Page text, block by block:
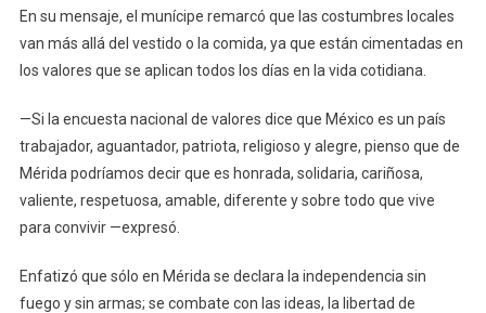
En su mensaje, el munícipe remarcó que las costumbres locales
van más allá del vestido o la comida, ya que están cimentadas en
los valores que se aplican todos los días en la vida cotidiana.
—Si la encuesta nacional de valores dice que México es un país
trabajador, aguantador, patriota, religioso y alegre, pienso que de
Mérida podríamos decir que es honrada, solidaria, cariñosa,
valiente, respetuosa, amable, diferente y sobre todo que vive
para convivir —expresó.
Enfatizó que sólo en Mérida se declara la independencia sin
fuego y sin armas; se combate con las ideas, la libertad de